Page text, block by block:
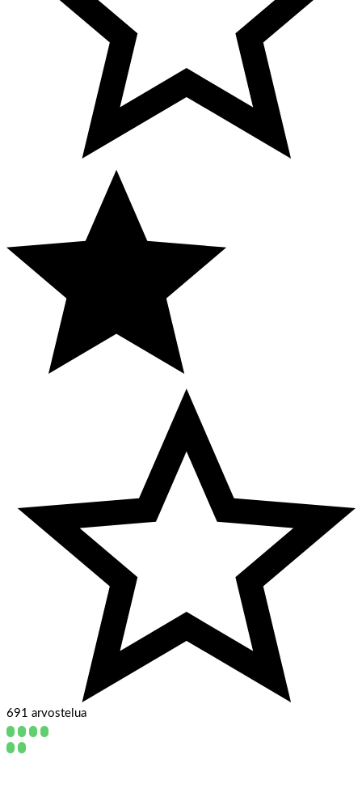
691 arvostelua